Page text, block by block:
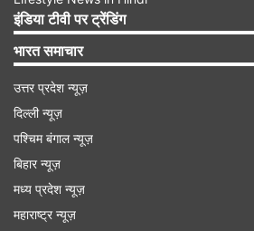
हेयर लुक में भी कमाल के लगते हैं।
इंडिया टीवी पर ट्रेंडिंग
भारत समाचार
उत्तर प्रदेश न्यूज़
दिल्ली न्यूज़
पश्चिम बंगाल न्यूज़
बिहार न्यूज़
मध्य प्रदेश न्यूज़
महाराष्ट्र न्यूज़